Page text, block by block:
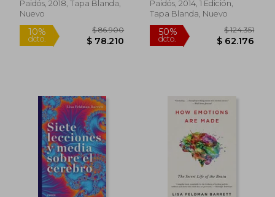
Paidós, 2018, Tapa Blanda,
Nuevo
10%
dcto.
$ 86.900
$ 78.210
Paidós, 2014, 1 Edición,
Tapa Blanda, Nuevo
50%
dcto.